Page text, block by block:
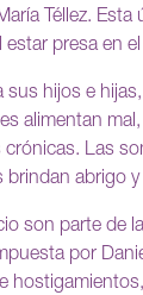
Téllez.
estar presa en
sus hijos e
alimentan
crónicas. Las
brindan abrigo
son parte de
por